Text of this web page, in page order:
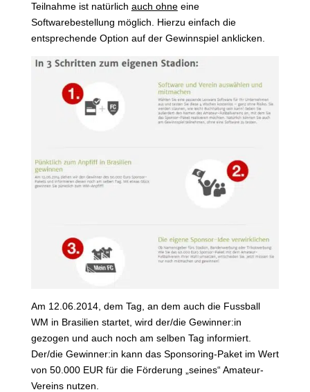
Teilnahme ist natürlich auch ohneeine
Softwarebestellung möglich. Hierzu einfach die
entsprechende Option auf der Gewinnspiel anklicken.
Am 12.06.2014, dem Tag, an dem auch die Fussball
WM in Brasilien startet, wird der/die Gewinner:in
gezogen und auch noch am selben Tag informiert.
Der/die Gewinner:in kann das Sponsoring-Paket im Wert
von 50.000 EUR für die Förderung „seines“ Amateur-
Vereins nutzen.